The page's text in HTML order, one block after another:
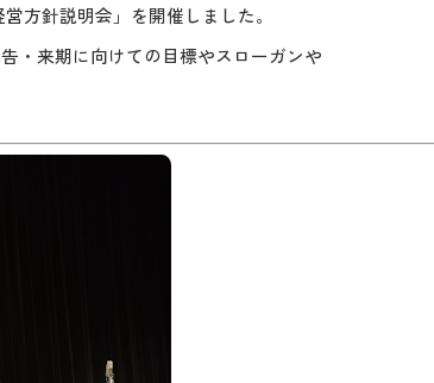
方針説明会」を開催しました。
・来期に向けての目標やスローガンや